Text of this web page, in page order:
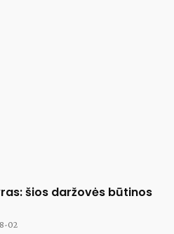
šios daržovės būtinos
02